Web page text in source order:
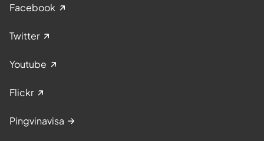
Facebook
Twitter
Youtube
Flickr
Pingvinavisa